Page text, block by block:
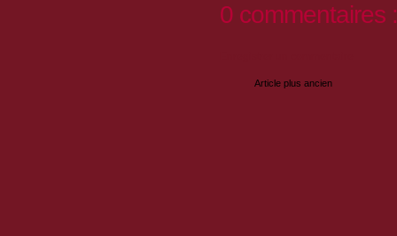
0 commentaires :
Article plus ancien